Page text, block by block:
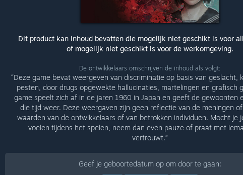
Dit product kan inhoud bevatten die mogelijk niet geschikt is voor
of mogelijk niet geschikt is voor de werkomgeving.
De ontwikkelaars omschrijven de inhoud als volgt:
“Deze game bevat weergeven van discriminatie op basis van geslacht,
pesten, door drugs opgewekte hallucinaties, martelingen en grafisch
game speelt zich af in de jaren 1960 in Japan en geeft de gewoonten
die tijd weer. Deze weergaven zijn geen reflectie van de meningen
waarden van de ontwikkelaars of van betrokken individuen. Mocht je
voelen tijdens het spelen, neem dan even pauze of praat met
vertrouwt.”
Geef je geboortedatum op om door te gaan: